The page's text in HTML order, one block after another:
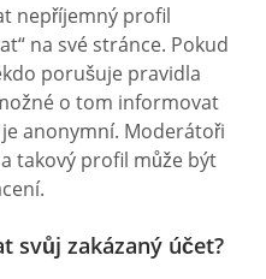
nepříjemný profil
na své stránce. Pokud
porušuje pravidla
o tom informovat
anonymní. Moderátoři
takový profil může být
svůj zakázaný účet?